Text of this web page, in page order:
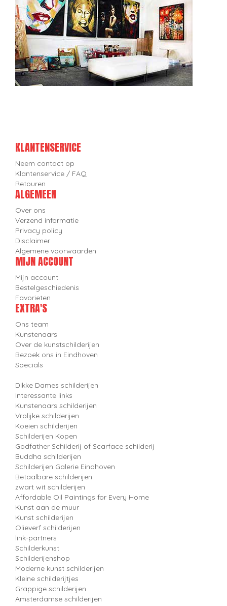
KLANTENSERVICE
Neem contact op
Klantenservice / FAQ
Retouren
ALGEMEEN
Over ons
Verzend informatie
Privacy policy
Disclaimer
Algemene voorwaarden
MIJN ACCOUNT
Mijn account
Bestelgeschiedenis
Favorieten
EXTRA'S
Ons team
Kunstenaars
Over de kunstschilderijen
Bezoek ons in Eindhoven
Specials
Dikke Dames schilderijen
Interessante links
Kunstenaars schilderijen
Vrolijke schilderijen
Koeien schilderijen
Schilderijen Kopen
Godfather Schilderij of Scarface schilderij
Buddha schilderijen
Schilderijen Galerie Eindhoven
Betaalbare schilderijen
zwart wit schilderijen
Affordable Oil Paintings for Every Home
Kunst aan de muur
Kunst schilderijen
Olieverf schilderijen
link-partners
Schilderkunst
Schilderijenshop
Moderne kunst schilderijen
Kleine schilderijtjes
Grappige schilderijen
Amsterdamse schilderijen